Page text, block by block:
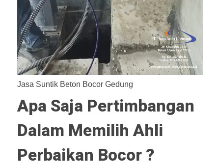
Jasa Suntik Beton Bocor Gedung
Apa Saja Pertimbangan
Dalam Memilih Ahli
Perbaikan Bocor ?